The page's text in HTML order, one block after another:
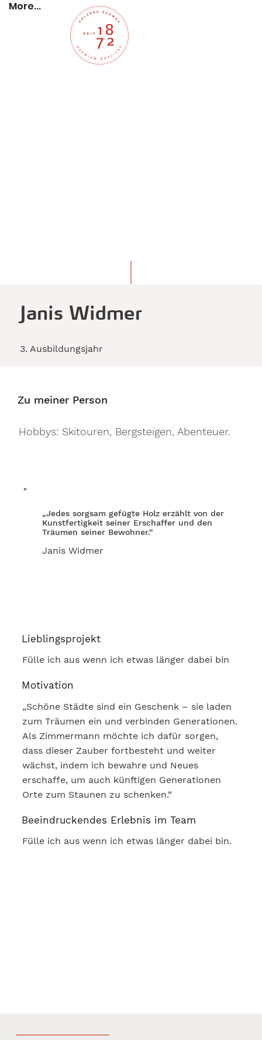
More...
Beeindruckendes Erlebnis im Team
Fülle ich aus wenn ich etwas länger dabei bin.
Motivation
„Schöne Städte sind ein Geschenk – sie laden
zum Träumen ein und verbinden Generationen.
Als Zimmermann möchte ich dafür sorgen,
dass dieser Zauber fortbesteht und weiter
wächst, indem ich bewahre und Neues
erschaffe, um auch künftigen Generationen
Orte zum Staunen zu schenken.“
Lieblingsprojekt
Fülle ich aus wenn ich etwas länger dabei bin
Janis Widmer
3. Ausbildungsjahr
"
„Jedes sorgsam gefügte Holz erzählt von der
Kunstfertigkeit seiner Erschaffer und den
Träumen seiner Bewohner.“
Janis Widmer
Hobbys: Skitouren, Bergsteigen, Abenteuer.
Zu meiner Person